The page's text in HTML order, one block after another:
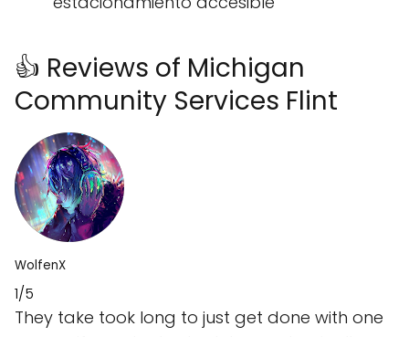
👍 Reviews of Michigan
Community Services Flint
WolfenX
1/5
They take took long to just get done with one